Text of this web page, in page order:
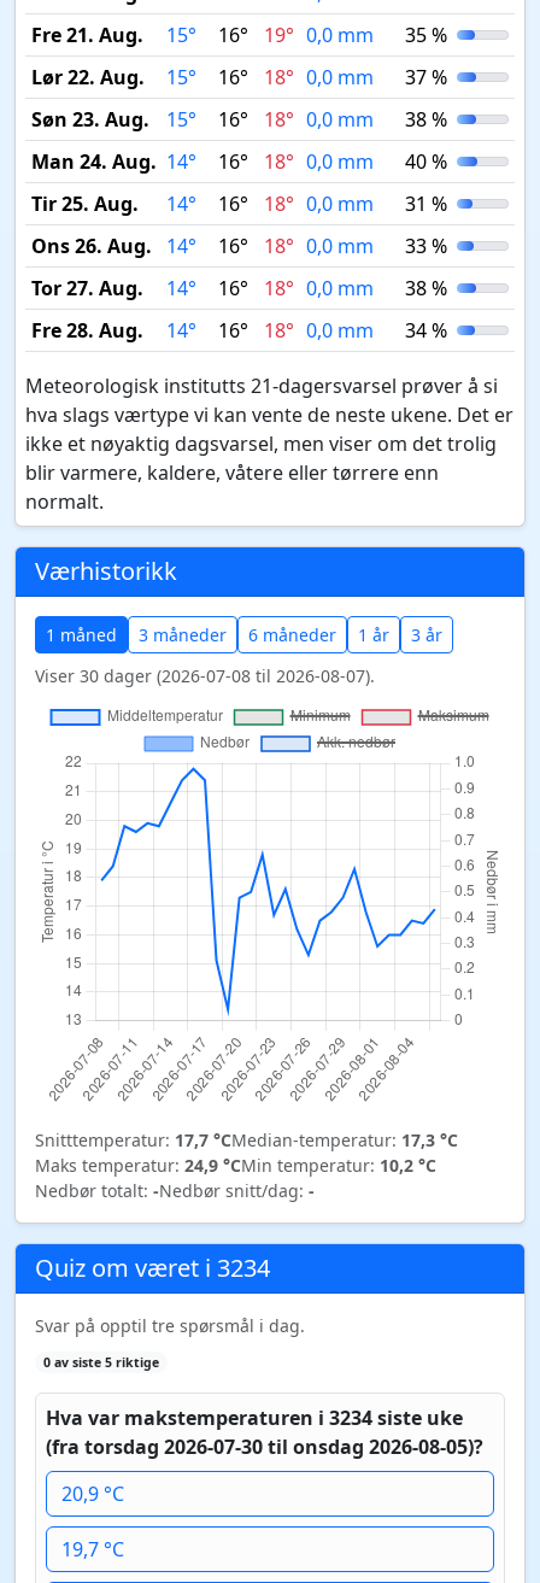
Fre 21. Aug.
15° 16° 19° 0,0 mm
35 %
Lør 22. Aug.
15° 16° 18° 0,0 mm
37 %
Søn 23. Aug.
15° 16° 18° 0,0 mm
38 %
Man 24. Aug. 14° 16° 18° 0,0 mm
40 %
Tir 25. Aug.
14° 16° 18° 0,0 mm
31 %
Ons 26. Aug.
14° 16° 18° 0,0 mm
33 %
Tor 27. Aug.
14° 16° 18° 0,0 mm
38 %
Fre 28. Aug.
14° 16° 18° 0,0 mm 34 %
Meteorologisk institutts 21-dagersvarsel prøver å si
hva slags værtype vi kan vente de neste ukene. Det er
ikke et nøyaktig dagsvarsel, men viser om det trolig
blir varmere, kaldere, våtere eller tørrere enn
normalt.
Værhistorikk
1 måned 3 måneder 6 måneder 1 år
3 år
Viser 30 dager (2026-07-08 til 2026-08-07).
Snitttemperatur: 17,7 °CMedian-temperatur: 17,3 °C
Maks temperatur: 24,9 °CMin temperatur: 10,2 °C
Nedbør totalt: -Nedbør snitt/dag: -
Quiz om været i 3234
Svar på opptil tre spørsmål i dag.
0 av siste 5 riktige
Hva var makstemperaturen i 3234 siste uke
(fra torsdag 2026-07-30 til onsdag 2026-08-05)?
20,9 °C
19,7 °C